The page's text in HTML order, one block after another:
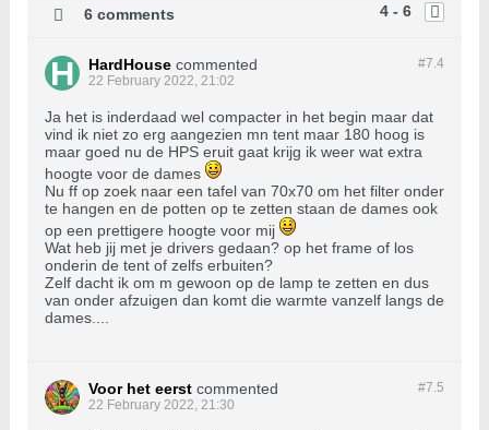
4 - 6
6 comments
#7.4
HardHouse commented
22 February 2022, 21:02
Ja het is inderdaad wel compacter in het begin maar dat
vind ik niet zo erg aangezien mn tent maar 180 hoog is
maar goed nu de HPS eruit gaat krijg ik weer wat extra
hoogte voor de dames
Nu ff op zoek naar een tafel van 70x70 om het filter onder
te hangen en de potten op te zetten staan de dames ook
op een prettigere hoogte voor mij
Wat heb jij met je drivers gedaan? op het frame of los
onderin de tent of zelfs erbuiten?
Zelf dacht ik om m gewoon op de lamp te zetten en dus
van onder afzuigen dan komt die warmte vanzelf langs de
dames....
#7.5
Voor het eerst commented
22 February 2022, 21:30